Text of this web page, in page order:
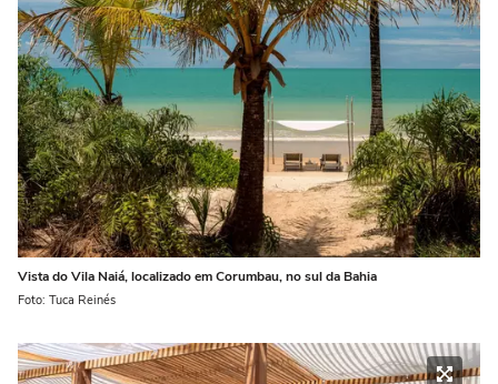
Vista do Vila Naiá, localizado em Corumbau, no sul da Bahia
Foto: Tuca Reinés